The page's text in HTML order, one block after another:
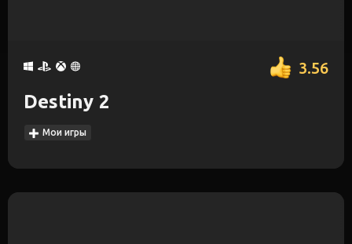
3.56
Destiny 2
Мои игры